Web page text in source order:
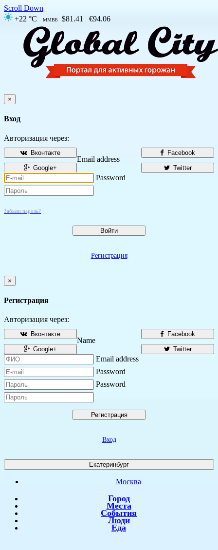
Scroll Down
+22 °C
ММВБ $81.41 €94.06
×
Вход
Авторизация через:
Facebook
Вконтакте
Twitter
Google+
Email address
Password
Забыли пароль?
Войти
Регистрация
×
Регистрация
Авторизация через:
Facebook
Вконтакте
Twitter
Google+
Name
Email address
Password
Password
Регистрация
Вход
Екатеринбург
Москва
Город
Места
События
Люди
Еда